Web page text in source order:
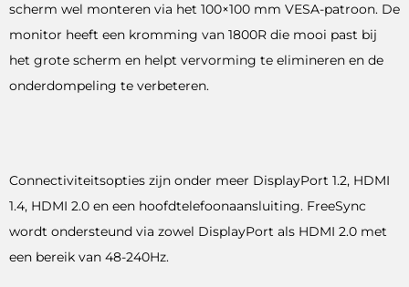
scherm wel monteren via het 100×100 mm VESA-patroon. De
monitor heeft een kromming van 1800R die mooi past bij
het grote scherm en helpt vervorming te elimineren en de
onderdompeling te verbeteren.
Connectiviteitsopties zijn onder meer DisplayPort 1.2, HDMI
1.4, HDMI 2.0 en een hoofdtelefoonaansluiting. FreeSync
wordt ondersteund via zowel DisplayPort als HDMI 2.0 met
een bereik van 48-240Hz.